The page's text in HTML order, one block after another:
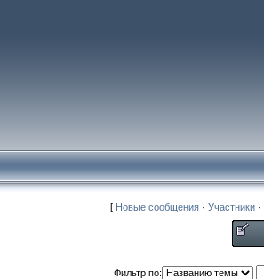
[ Новые сообщения · Участники ·
Фильтр по: